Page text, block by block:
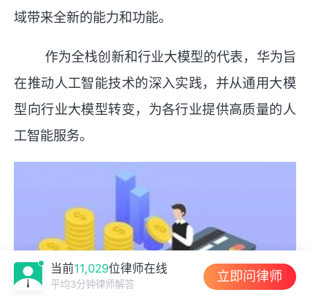
域带来全新的能力和功能。
作为全栈创新和行业大模型的代表，华为旨
在推动人工智能技术的深入实践，并从通用大模
型向行业大模型转变，为各行业提供高质量的人
工智能服务。
当前11,029位律师在线
平均3分钟律师解答 立即问律师